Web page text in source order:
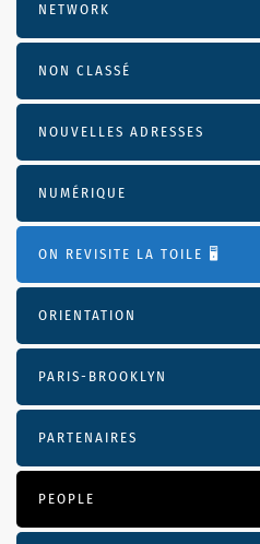
NETWORK
NON CLASSÉ
NOUVELLES ADRESSES
NUMÉRIQUE
ON REVISITE LA TOILE 🖥️
ORIENTATION
PARIS-BROOKLYN
PARTENAIRES
PEOPLE